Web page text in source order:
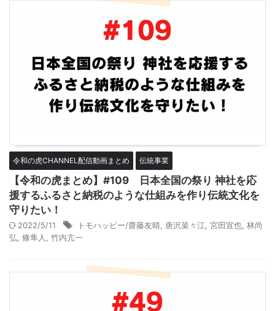
令和の虎CHANNEL配信動画まとめ 伝統事業
【令和の虎まとめ】#109 日本全国の祭り 神社を応
援するふるさと納税のような仕組みを作り伝統文化を
守りたい！
2022/5/11 トモハッピー/齋藤友晴 唐沢菜々江 宮田宣也 林尚
弘 條隼人 竹内亢一